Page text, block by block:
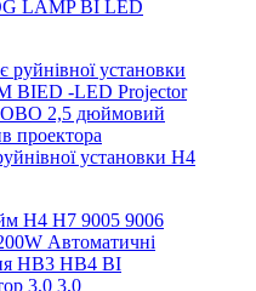
LAMP BI LED
установки H4